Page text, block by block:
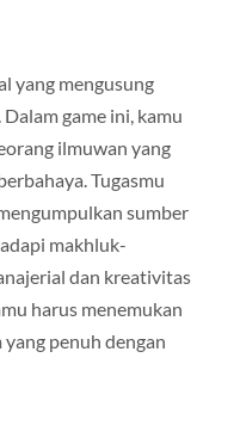
yang mengusung
game ini, kamu
ilmuwan yang
Tugasmu
sumber
makhluk-
dan kreativitas
harus menemukan
penuh dengan